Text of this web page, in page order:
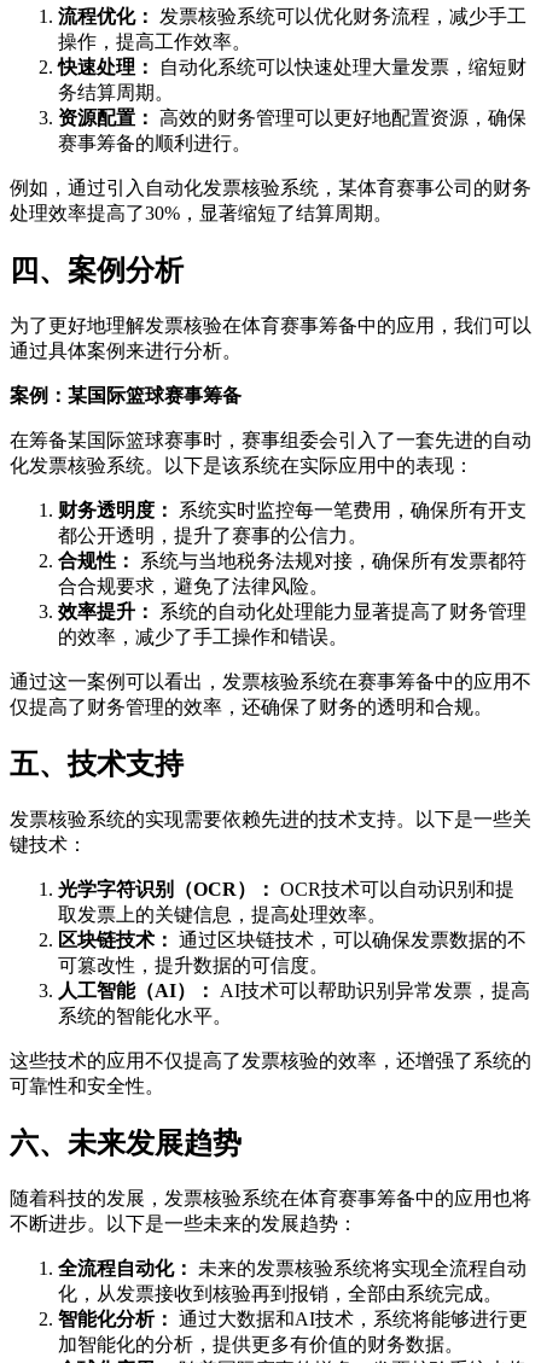
流程优化：
发票核验系统可以优化财务流程，减少手工
操作，提高工作效率。
快速处理：
自动化系统可以快速处理大量发票，缩短财
务结算周期。
资源配置： 高效的财务管理可以更好地配置资源，确保
赛事筹备的顺利进行。
例如，通过引入自动化发票核验系统，某体育赛事公司的财务
处理效率提高了30%，显著缩短了结算周期。
四、案例分析
为了更好地理解发票核验在体育赛事筹备中的应用，我们可以
通过具体案例来进行分析。
案例：某国际篮球赛事筹备
在筹备某国际篮球赛事时，赛事组委会引入了一套先进的自动
化发票核验系统。以下是该系统在实际应用中的表现：
财务透明度：
系统实时监控每一笔费用，确保所有开支
都公开透明，提升了赛事的公信力。
合规性：
系统与当地税务法规对接，确保所有发票都符
合合规要求，避免了法律风险。
效率提升：
系统的自动化处理能力显著提高了财务管理
的效率，减少了手工操作和错误。
通过这一案例可以看出，发票核验系统在赛事筹备中的应用不
仅提高了财务管理的效率，还确保了财务的透明和合规。
五、技术支持
发票核验系统的实现需要依赖先进的技术支持。以下是一些关
键技术：
光学字符识别（OCR）： OCR技术可以自动识别和提
取发票上的关键信息，提高处理效率。
区块链技术： 通过区块链技术，可以确保发票数据的不
可篡改性，提升数据的可信度。
人工智能（AI）：
AI技术可以帮助识别异常发票，提高
系统的智能化水平。
这些技术的应用不仅提高了发票核验的效率，还增强了系统的
可靠性和安全性。
六、未来发展趋势
随着科技的发展，发票核验系统在体育赛事筹备中的应用也将
不断进步。以下是一些未来的发展趋势：
全流程自动化：
未来的发票核验系统将实现全流程自动
化，从发票接收到核验再到报销，全部由系统完成。
智能化分析： 通过大数据和AI技术，系统将能够进行更
加智能化的分析，提供更多有价值的财务数据。